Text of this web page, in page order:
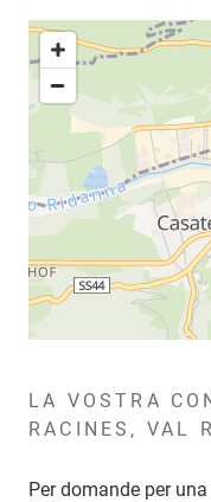
LA VOSTRA
RACINES, VAL
Per domande per